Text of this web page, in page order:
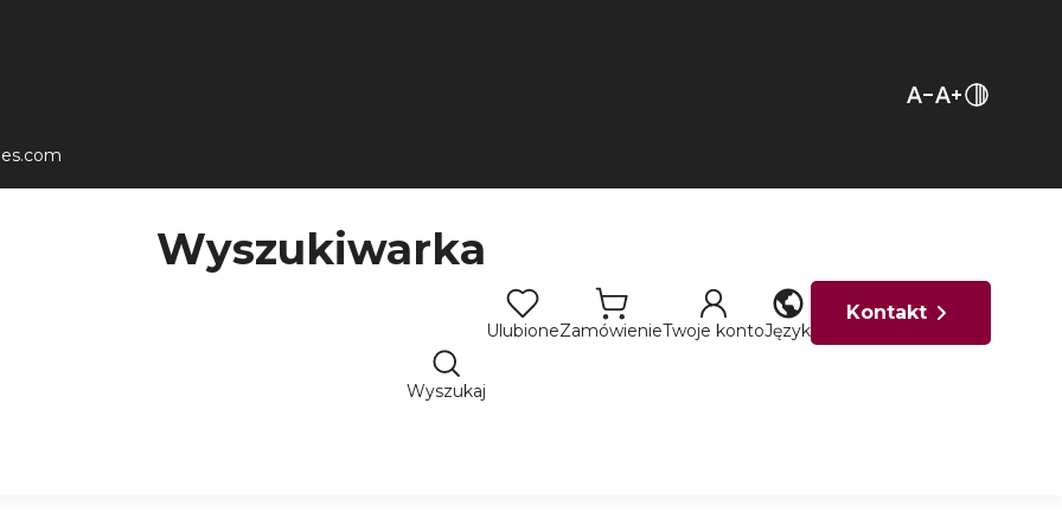
Wyszukiwarka
Wyszukaj
UlubioneZamówienieTwoje kontoJęzyk
Kontakt